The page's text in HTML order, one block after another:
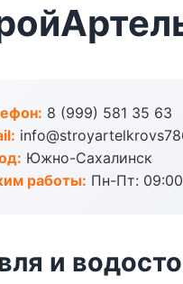
8 (999) 581 35 63
Южно-Сахалинск
работы: Пн-Пт:
и